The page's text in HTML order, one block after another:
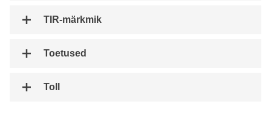
TIR-märkmik
Toetused
Toll